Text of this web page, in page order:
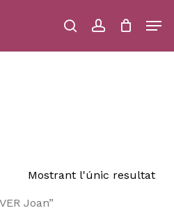
searchaccount
Close
Mostrant l'únic resultat
Joan”
Menu